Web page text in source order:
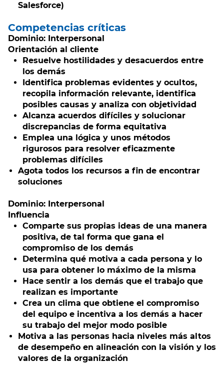
Salesforce)
Competencias críticas
Dominio: Interpersonal
Orientación al cliente
Resuelve hostilidades y desacuerdos entre
los demás
Identifica problemas evidentes y ocultos,
recopila información relevante, identifica
posibles causas y analiza con objetividad
Alcanza acuerdos difíciles y solucionar
discrepancias de forma equitativa
Emplea una lógica y unos métodos
rigurosos para resolver eficazmente
problemas difíciles
Agota todos los recursos a fin de encontrar
soluciones
Dominio: Interpersonal
Influencia
Comparte sus propias ideas de una manera
positiva, de tal forma que gana el
compromiso de los demás
Determina qué motiva a cada persona y lo
usa para obtener lo máximo de la misma
Hace sentir a los demás que el trabajo que
realizan es importante
Crea un clima que obtiene el compromiso
del equipo e incentiva a los demás a hacer
su trabajo del mejor modo posible
Motiva a las personas hacia niveles más altos
de desempeño en alineación con la visión y los
valores de la organización